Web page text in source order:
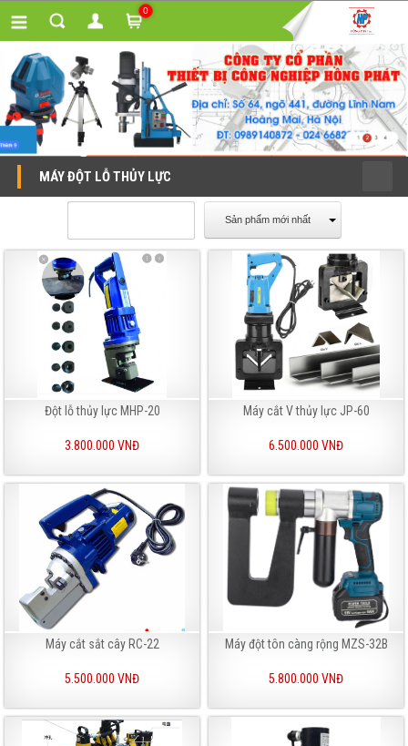
0
MÁY ĐỘT LỖ THỦY LỰC
Sản phẩm mới nhất
Đột lỗ thủy lực MHP-20
3.800.000 VNĐ
Máy cắt V thủy lực JP-60
6.500.000 VNĐ
Máy cắt sắt cây RC-22
5.500.000 VNĐ
Máy đột tôn càng rộng MZS-32B
5.800.000 VNĐ